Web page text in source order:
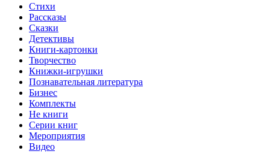
Стихи
Рассказы
Сказки
Детективы
Книги-картонки
Творчество
Книжки-игрушки
Познавательная литература
Бизнес
Комплекты
Не книги
Серии книг
Мероприятия
Видео